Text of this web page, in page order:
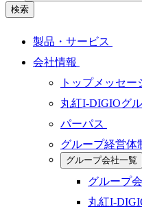
検索
製品・サービス
会社情報
トップメッセー
丸紅I-DIGIOグ
パーパス
グループ経営体
グループ会社一覧
グループ
丸紅I-